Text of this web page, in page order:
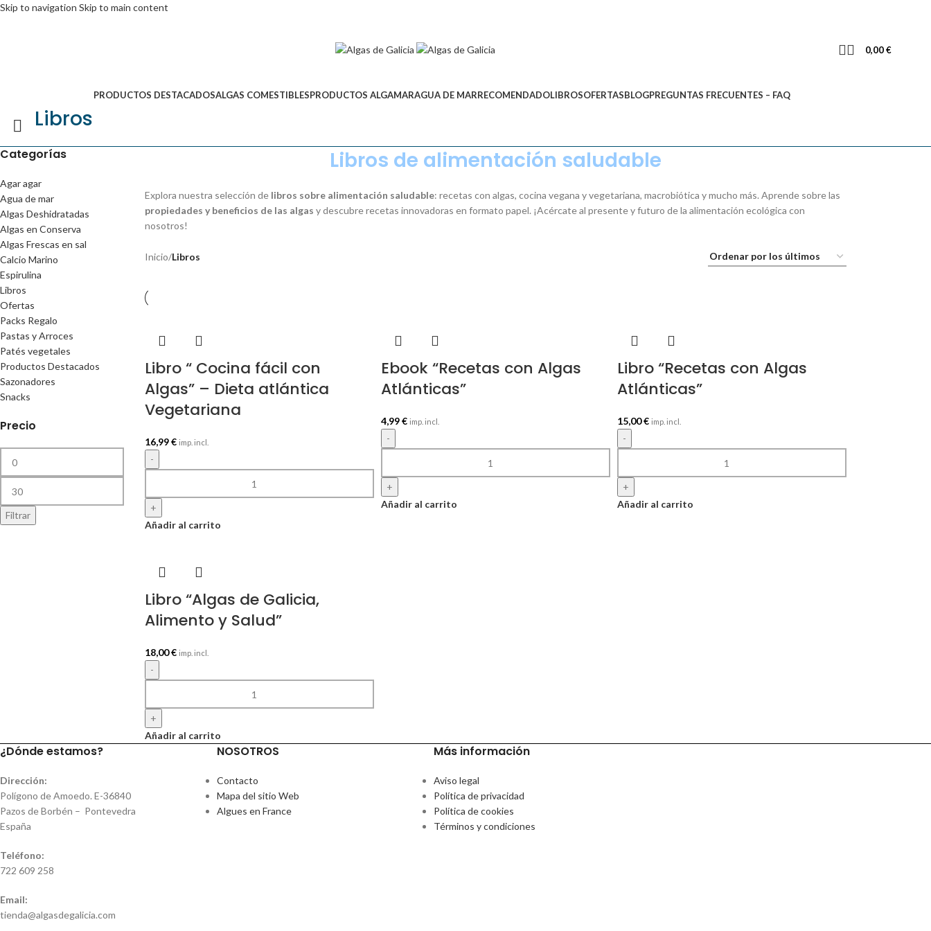
Skip to navigation Skip to main content
0,00€
PRODUCTOS DESTACADOSALGAS COMESTIBLESPRODUCTOS ALGAMARAGUA DE MARRECOMENDADOLIBROSOFERTASBLOGPREGUNTAS FRECUENTES – FAQ
Libros
Categorías
Agar agar
Agua de mar
Algas Deshidratadas
Algas en Conserva
Algas Frescas en sal
Calcio Marino
Espirulina
Libros
Ofertas
Packs Regalo
Pastas y Arroces
Patés vegetales
Productos Destacados
Sazonadores
Snacks
Precio
Filtrar
Libros de alimentación saludable
Explora nuestra selección de libros sobre alimentación saludable: recetas con algas, cocina vegana y vegetariana, macrobiótica y mucho más. Aprende sobre las
propiedades y beneficios de las algas y descubre recetas innovadoras en formato papel. ¡Acércate al presente y futuro de la alimentación ecológica con
nosotros!
Inicio/Libros
Libro “ Cocina fácil con
Algas” – Dieta atlántica
Vegetariana
16,99€ imp. incl.
-
+
Añadir al carrito
Ebook “Recetas con Algas
Atlánticas”
4,99€ imp. incl.
-
+
Añadir al carrito
Libro “Recetas con Algas
Atlánticas”
15,00€ imp. incl.
-
+
Añadir al carrito
Libro “Algas de Galicia,
Alimento y Salud”
18,00€ imp. incl.
-
+
Añadir al carrito
¿Dónde estamos?
Dirección:
Polígono de Amoedo. E-36840
Pazos de Borbén – Pontevedra
España
Teléfono:
722 609 258
Email:
tienda@algasdegalicia.com
NOSOTROS
Contacto
Mapa del sitio Web
Algues en France
Más información
Aviso legal
Política de privacidad
Política de cookies
Términos y condiciones